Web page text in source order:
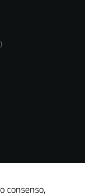
consenso,